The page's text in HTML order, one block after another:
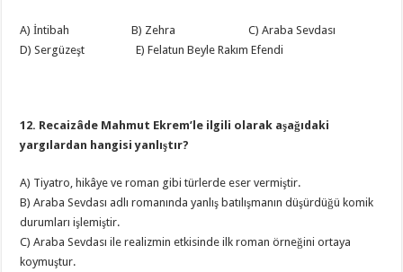
A) İntibah B) Zehra C) Araba Sevdası
D) Sergüzeşt E) Felatun Beyle Rakım Efendi
12. Recaizâde Mahmut Ekrem’le ilgili olarak aşağıdaki
yargılardan hangisi yanlıştır?
A) Tiyatro, hikâye ve roman gibi türlerde eser vermiştir.
B) Araba Sevdası adlı romanında yanlış batılışmanın düşürdüğü komik
durumları işlemiştir.
C) Araba Sevdası ile realizmin etkisinde ilk roman örneğini ortaya
koymuştur.